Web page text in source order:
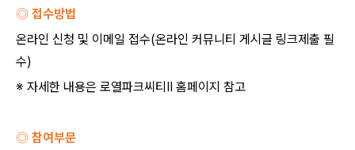
◎ 접수방법
온라인 신청 및 이메일 접수(온라인 커뮤니티 게시글 링크제출 필
수)
※ 자세한 내용은 로열파크씨티Ⅱ 홈페이지 참고
◎ 참여부문